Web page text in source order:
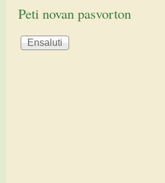
Peti novan pasvorton